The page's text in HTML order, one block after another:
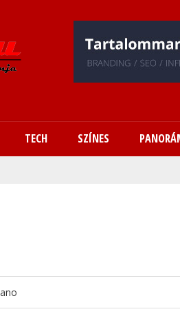
tartalomra
TECH SZÍNES